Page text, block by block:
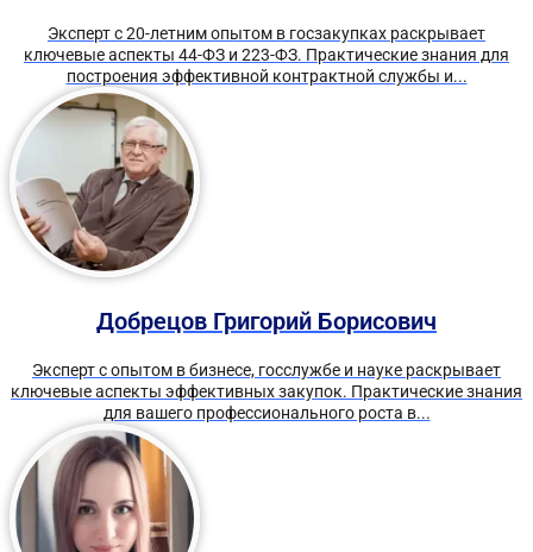
Эксперт с 20-летним опытом в госзакупках раскрывает
ключевые аспекты 44-ФЗ и 223-ФЗ. Практические знания для
построения эффективной контрактной службы и...
Добрецов Григорий Борисович
Эксперт с опытом в бизнесе, госслужбе и науке раскрывает
ключевые аспекты эффективных закупок. Практические знания
для вашего профессионального роста в...